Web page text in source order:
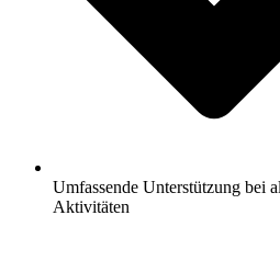
Umfassende Unterstützung bei
Aktivitäten